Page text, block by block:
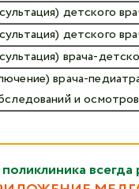
детского
детского
врача-
врача-
и
поликлиника